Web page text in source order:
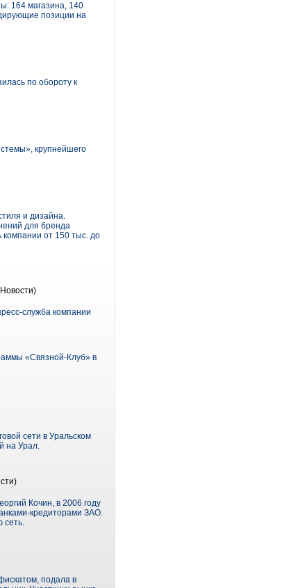
164 магазина, 140
позиции на
по обороту к
крупнейшего
и дизайна.
для бренда
компании от 150 тыс. до
служба компании
«Связной-Клуб» в
сети в Уральском
на Урал.
Кочин, в 2006 году
кредиторами ЗАО.
сеть.
подала в